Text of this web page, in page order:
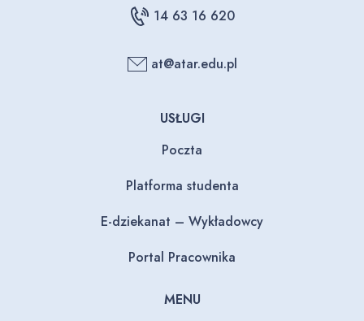
14 63 16 620
at@atar.edu.pl
USŁUGI
Poczta
Platforma studenta
E-dziekanat – Wykładowcy
Portal Pracownika
MENU